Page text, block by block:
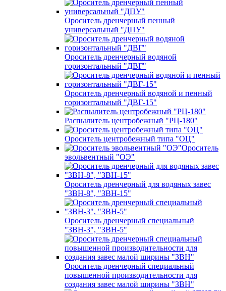
Ороситель дренчерный пенный
универсальный "ДПУ"
Ороситель дренчерный водяной
горизонтальный "ДВГ"
Ороситель дренчерный водяной и пенный
горизонтальный "ДВГ-15"
Распылитель центробежный "РЦ-180"
Ороситель центробежный типа "ОЦ"
Ороситель
эвольвентный "ОЭ"
Ороситель дренчерный для водяных завес
"ЗВН-8", "ЗВН-15"
Ороситель дренчерный специальный
"ЗВН-3", "ЗВН-5"
Ороситель дренчерный специальный
повышенной производительности для
создания завес малой ширины "ЗВН"